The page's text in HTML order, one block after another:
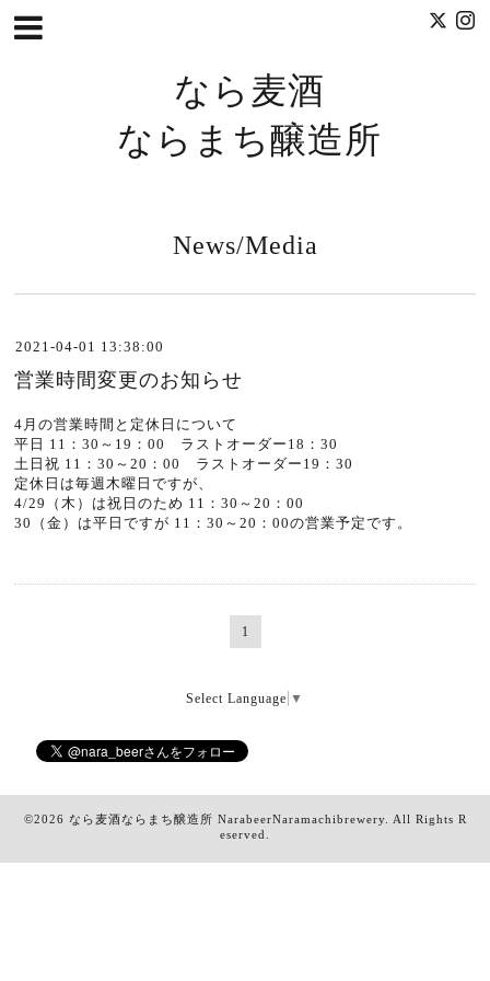
なら麦酒
ならまち醸造所
News/Media
2021-04-01 13:38:00
営業時間変更のお知らせ
4月の営業時間と定休日について
平日 11：30～19：00 ラストオーダー18：30
土日祝 11：30～20：00 ラストオーダー19：30
定休日は毎週木曜日ですが、
4/29（木）は祝日のため 11：30～20：00
30（金）は平日ですが 11：30～20：00の営業予定です。
1
Select Language ▼
©2026 なら麦酒ならまち醸造所 NarabeerNaramachibrewery. All Rights R
eserved.